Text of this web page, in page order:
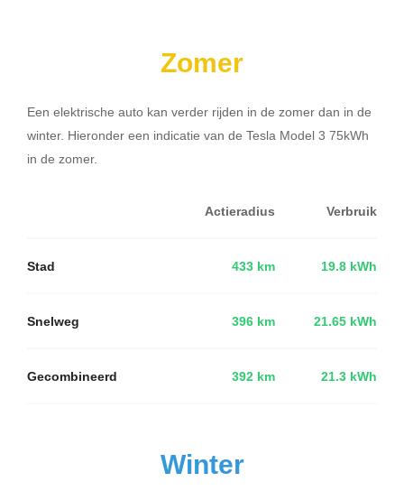
Zomer
Een elektrische auto kan verder rijden in de zomer dan in de
winter. Hieronder een indicatie van de Tesla Model 3 75kWh
in de zomer.
Actieradius Verbruik
Stad 433 km 19.8 kWh
Snelweg 396 km 21.65 kWh
Gecombineerd 392 km 21.3 kWh
Winter